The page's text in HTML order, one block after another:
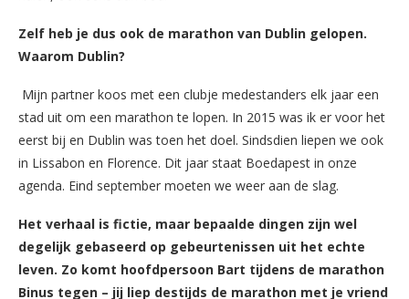
Zelf heb je dus ook de marathon van Dublin gelopen.
Waarom Dublin?
Mijn partner koos met een clubje medestanders elk jaar een
stad uit om een marathon te lopen. In 2015 was ik er voor het
eerst bij en Dublin was toen het doel. Sindsdien liepen we ook
in Lissabon en Florence. Dit jaar staat Boedapest in onze
agenda. Eind september moeten we weer aan de slag.
Het verhaal is fictie, maar bepaalde dingen zijn wel
degelijk gebaseerd op gebeurtenissen uit het echte
leven. Zo komt hoofdpersoon Bart tijdens de marathon
Binus tegen – jij liep destijds de marathon met je vriend